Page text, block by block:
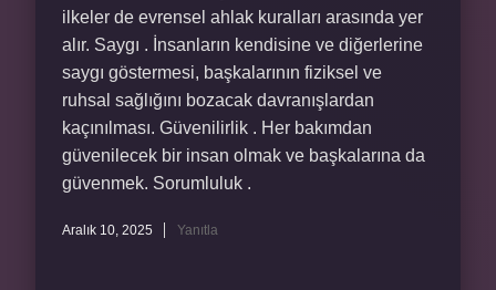
ilkeler de evrensel ahlak kuralları arasında yer
alır. Saygı . İnsanların kendisine ve diğerlerine
saygı göstermesi, başkalarının fiziksel ve
ruhsal sağlığını bozacak davranışlardan
kaçınılması. Güvenilirlik . Her bakımdan
güvenilecek bir insan olmak ve başkalarına da
güvenmek. Sorumluluk .
Aralık 10, 2025 Yanıtla